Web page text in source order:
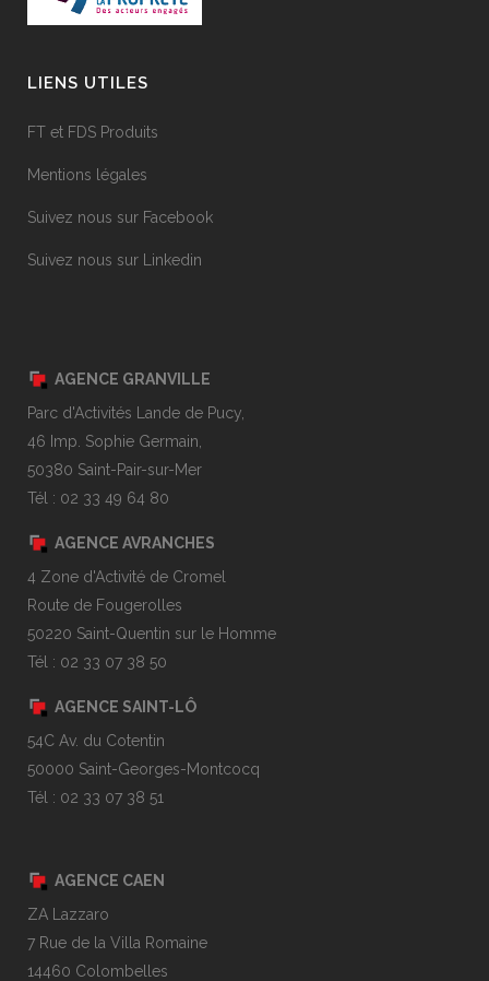
LIENS UTILES
FT et FDS Produits
Mentions légales
Suivez nous sur Facebook
Suivez nous sur Linkedin
AGENCE GRANVILLE
Parc d'Activités Lande de Pucy,
46 Imp. Sophie Germain,
50380 Saint-Pair-sur-Mer
Tél : 02 33 49 64 80
AGENCE AVRANCHES
4 Zone d'Activité de Cromel
Route de Fougerolles
50220 Saint-Quentin sur le Homme
Tél : 02 33 07 38 50
AGENCE SAINT-LÔ
54C Av. du Cotentin
50000 Saint-Georges-Montcocq
Tél : 02 33 07 38 51
AGENCE CAEN
ZA Lazzaro
7 Rue de la Villa Romaine
14460 Colombelles